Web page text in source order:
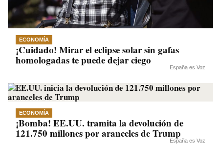
ECONOMÍA
¡Cuidado! Mirar el eclipse solar sin gafas
homologadas te puede dejar ciego
España es Voz
ECONOMÍA
¡Bomba! EE.UU. tramita la devolución de
121.750 millones por aranceles de Trump
España es Voz